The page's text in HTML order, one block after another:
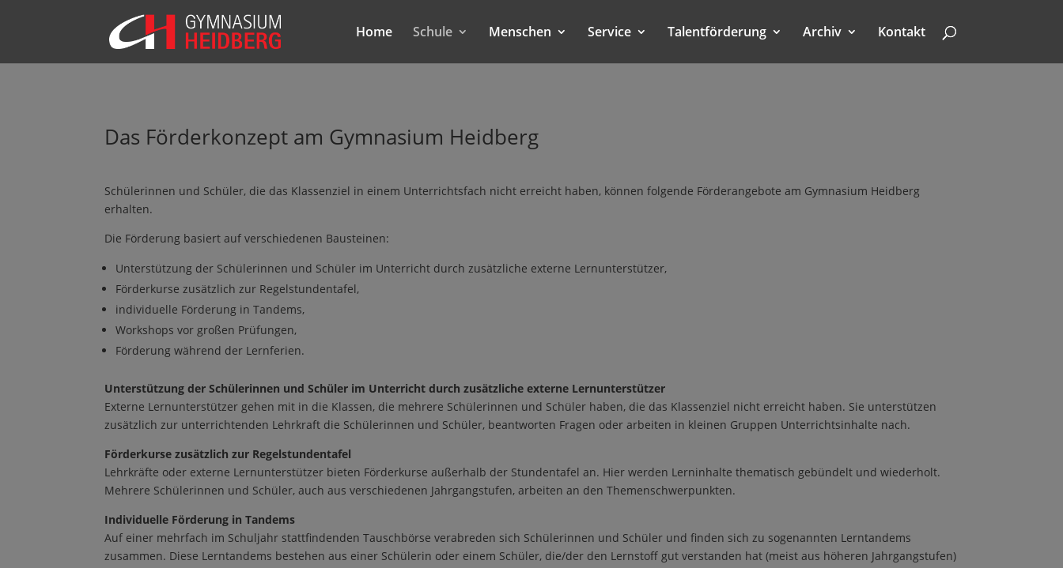
Home Schule Menschen Service Talentförderung Archiv Kontakt
Das Förderkonzept am Gymnasium Heidberg
Schülerinnen und Schüler, die das Klassenziel in einem Unterrichtsfach nicht erreicht haben, können folgende Förderangebote am Gymnasium Heidberg
erhalten.
Die Förderung basiert auf verschiedenen Bausteinen:
Unterstützung der Schülerinnen und Schüler im Unterricht durch zusätzliche externe Lernunterstützer,
Förderkurse zusätzlich zur Regelstundentafel,
individuelle Förderung in Tandems,
Workshops vor großen Prüfungen,
Förderung während der Lernferien.
Unterstützung der Schülerinnen und Schüler im Unterricht durch zusätzliche externe Lernunterstützer
Externe Lernunterstützer gehen mit in die Klassen, die mehrere Schülerinnen und Schüler haben, die das Klassenziel nicht erreicht haben. Sie unterstützen
zusätzlich zur unterrichtenden Lehrkraft die Schülerinnen und Schüler, beantworten Fragen oder arbeiten in kleinen Gruppen Unterrichtsinhalte nach.
Förderkurse zusätzlich zur Regelstundentafel
Lehrkräfte oder externe Lernunterstützer bieten Förderkurse außerhalb der Stundentafel an. Hier werden Lerninhalte thematisch gebündelt und wiederholt.
Mehrere Schülerinnen und Schüler, auch aus verschiedenen Jahrgangstufen, arbeiten an den Themenschwerpunkten.
Individuelle Förderung in Tandems
Auf einer mehrfach im Schuljahr stattfindenden Tauschbörse verabreden sich Schülerinnen und Schüler und finden sich zu sogenannten Lerntandems
zusammen. Diese Lerntandems bestehen aus einer Schülerin oder einem Schüler, die/der den Lernstoff gut verstanden hat (meist aus höheren Jahrgangstufen)